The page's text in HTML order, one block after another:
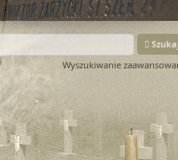
Wyszukiwanie